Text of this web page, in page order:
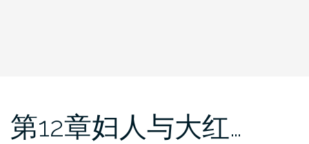
第12章妇人与大红…